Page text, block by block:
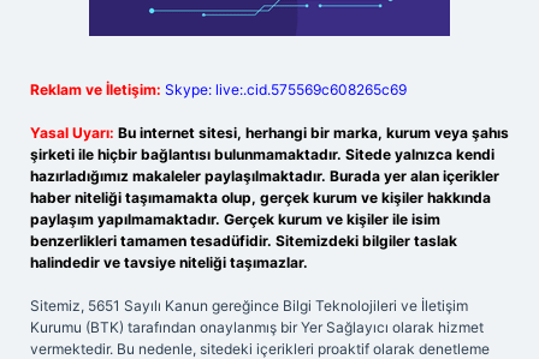
Reklam ve İletişim: Skype: live:.cid.575569c608265c69
Yasal Uyarı: Bu internet sitesi, herhangi bir marka, kurum veya şahıs
şirketi ile hiçbir bağlantısı bulunmamaktadır. Sitede yalnızca kendi
hazırladığımız makaleler paylaşılmaktadır. Burada yer alan içerikler
haber niteliği taşımamakta olup, gerçek kurum ve kişiler hakkında
paylaşım yapılmamaktadır. Gerçek kurum ve kişiler ile isim
benzerlikleri tamamen tesadüfidir. Sitemizdeki bilgiler taslak
halindedir ve tavsiye niteliği taşımazlar.
Sitemiz, 5651 Sayılı Kanun gereğince Bilgi Teknolojileri ve İletişim
Kurumu (BTK) tarafından onaylanmış bir Yer Sağlayıcı olarak hizmet
vermektedir. Bu nedenle, sitedeki içerikleri proaktif olarak denetleme